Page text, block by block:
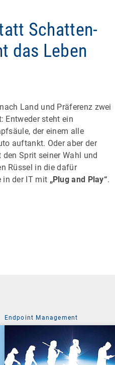
Schatten-
das Leben
Land und Präferenz zwei
Entweder steht ein
der einem alle
auftankt. Oder aber der
Sprit seiner Wahl und
Rüssel in die dafür
in der IT mit „Plug and Play“.
Endpoint Management